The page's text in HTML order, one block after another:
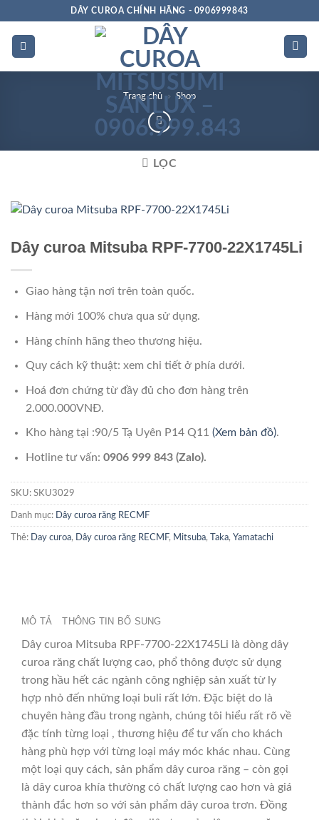
dung
DÂY CUROA CHÍNH HÃNG - 0906999843
Trang chủ » Shop
LỌC
Dây curoa Mitsuba RPF-7700-22X1745Li
Giao hàng tận nơi trên toàn quốc.
Hàng mới 100% chưa qua sử dụng.
Hàng chính hãng theo thương hiệu.
Quy cách kỹ thuật: xem chi tiết ở phía dưới.
Hoá đơn chứng từ đầy đủ cho đơn hàng trên
2.000.000VNĐ.
Kho hàng tại :90/5 Tạ Uyên P14 Q11 (Xem bản đồ).
Hotline tư vấn: 0906 999 843 (Zalo).
SKU: SKU3029
Danh mục: Dây curoa răng RECMF
Thẻ: Day curoa, Dây curoa răng RECMF, Mitsuba, Taka, Yamatachi
MÔ TẢ THÔNG TIN BỔ SUNG
Dây curoa Mitsuba RPF-7700-22X1745Li là dòng dây
curoa răng chất lượng cao, phổ thông được sử dụng
trong hầu hết các ngành công nghiệp sản xuất từ ly
hợp nhỏ đến những loại buli rất lớn. Đặc biệt do là
chuyên hàng đầu trong ngành, chúng tôi hiểu rất rõ về
đặc tính từng loại , thương hiệu để tư vấn cho khách
hàng phù hợp với từng loại máy móc khác nhau. Cùng
một loại quy cách, sản phẩm dây curoa răng – còn gọi
là dây curoa khía thường có chất lượng cao hơn và giá
thành đắc hơn so với sản phẩm dây curoa trơn. Đồng